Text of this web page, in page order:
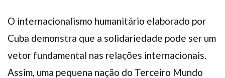
O internacionalismo humanitário elaborado por
Cuba demonstra que a solidariedade pode ser um
vetor fundamental nas relações internacionais.
Assim, uma pequena nação do Terceiro Mundo